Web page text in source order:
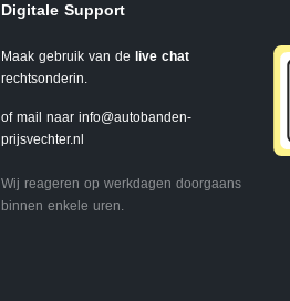
Digitale Support
Maak gebruik van de live chat
rechtsonderin.
of mail naar info@autobanden-
prijsvechter.nl
Wij reageren op werkdagen doorgaans
binnen enkele uren.